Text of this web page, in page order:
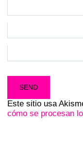
Este sitio usa
cómo se procesan